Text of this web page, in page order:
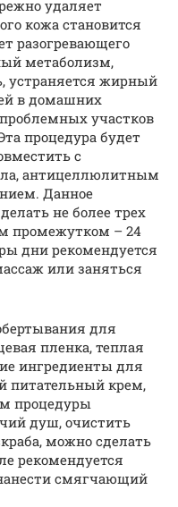
удаляет
кожа становится
разогревающего
метаболизм,
устраняется жирный
в домашних
участков
процедура будет
с
антицеллюлитным
Данное
не более трех
промежутком – 24
дни рекомендуется
или заняться
для
пленка, теплая
ингредиенты для
питательный крем,
процедуры
душ, очистить
можно сделать
рекомендуется
смягчающий